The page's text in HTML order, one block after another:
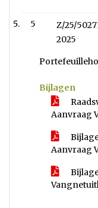
5
Z/25/
2025
Bijlagen
Aanvraag
Aanvraag